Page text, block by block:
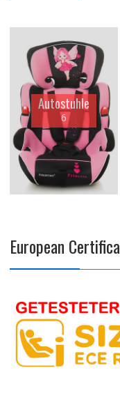
Autostuhle
6
European